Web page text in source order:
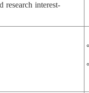
research interest-